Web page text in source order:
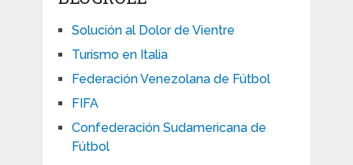
Solución al Dolor de Vientre
Turismo en Italia
Federación Venezolana de Fútbol
FIFA
Confederación Sudamericana de
Fútbol